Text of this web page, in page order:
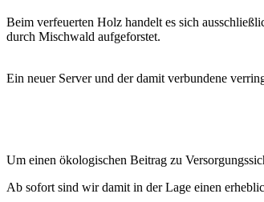
Beim verfeuerten Holz handelt es sich
durch Mischwald aufgeforstet.
Ein neuer Server und der damit verbundene
Um einen ökologischen Beitrag zu
Ab sofort sind wir damit in der Lage einen